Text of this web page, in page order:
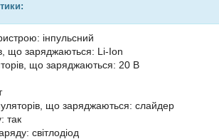
інпульсний
що заряджаються: Li-Ion
що заряджаються: 20 В
що заряджаються: слайдер
так
світлодіод